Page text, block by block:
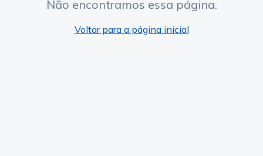
Não encontramos essa página.
Voltar para a página inicial